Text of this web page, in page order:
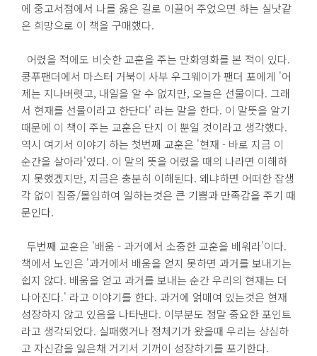
에 중고서점에서 나를 옳은 길로 이끌어 주었으면 하는 실낫같
은 희망으로 이 책을 구매했다.
어렸을 적에도 비슷한 교훈을 주는 만화영화를 본 적이 있다.
쿵푸팬더에서 마스터 거북이 사부 우그웨이가 팬더 포에게 '어
제는 지나버렷고, 내일을 알 수 없지만, 오늘은 선물이다. 그래
서 현재를 선물이라고 한단다' 라는 말을 한다. 이 말뜻을 알기
때문에 이 책이 주는 교훈은 단지 이 뿐일 것이라고 생각했다.
역시 여기서 이야기 하는 첫번째 교훈은 '현재 - 바로 지금 이
순간을 살아라'였다. 이 말의 뜻을 어렸을 때의 나라면 이해하
지 못했겠지만, 지금은 충분히 이해된다. 왜냐하면 어떠한 잡생
각 없이 집중/몰입하여 일하는것은 큰 기쁨과 만족감을 주기 때
문인다.
두번째 교훈은 '배움 - 과거에서 소중한 교훈을 배워라'이다.
책에서 노인은 '과거에서 배움을 얻지 못하면 과거를 보내기는
쉽지 않다. 배움을 얻고 과거를 보내는 순간 우리의 현재는 더
나아진다.' 라고 이야기를 한다. 과거에 얽매여 있는것은 현재
성장하지 않고 있음을 나타낸다. 이부분도 정말 중요한 포인트
라고 생각되었다. 실패했거나 정체기가 왔을때 우리는 상심하
고 자신감을 잃은채 거기서 기꺼이 성장하기를 포기한다.